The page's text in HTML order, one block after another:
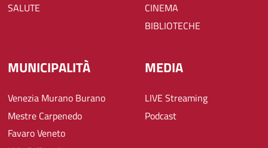
SALUTE
CINEMA
BIBLIOTECHE
MUNICIPALITÀ
Venezia Murano Burano
Mestre Carpenedo
Favaro Veneto
MEDIA
LIVE Streaming
Podcast